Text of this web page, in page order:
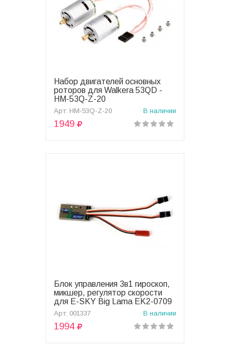
В корзину
Набор двигателей основных
роторов для Walkera 53QD -
HM-53Q-Z-20
Арт: HM-53Q-Z-20 В наличии
1949
В корзину
Блок управления 3в1 гироскоп,
микшер, регулятор скорости
для E-SKY Big Lama EK2-0709
- 001337
Арт: 001337 В наличии
1994